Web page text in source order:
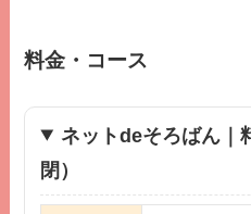
料金・コース
ネットdeそろばん｜
閉）